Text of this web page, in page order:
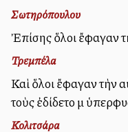
Σωτηρόπουλου
Ἐπίσης ὅλοι ἔφαγαν
Τρεμπέλα
Καὶ ὅλοι ἔφαγαν τὴν
τοὺς ἐδίδετο μὲ
Κολιτσάρα